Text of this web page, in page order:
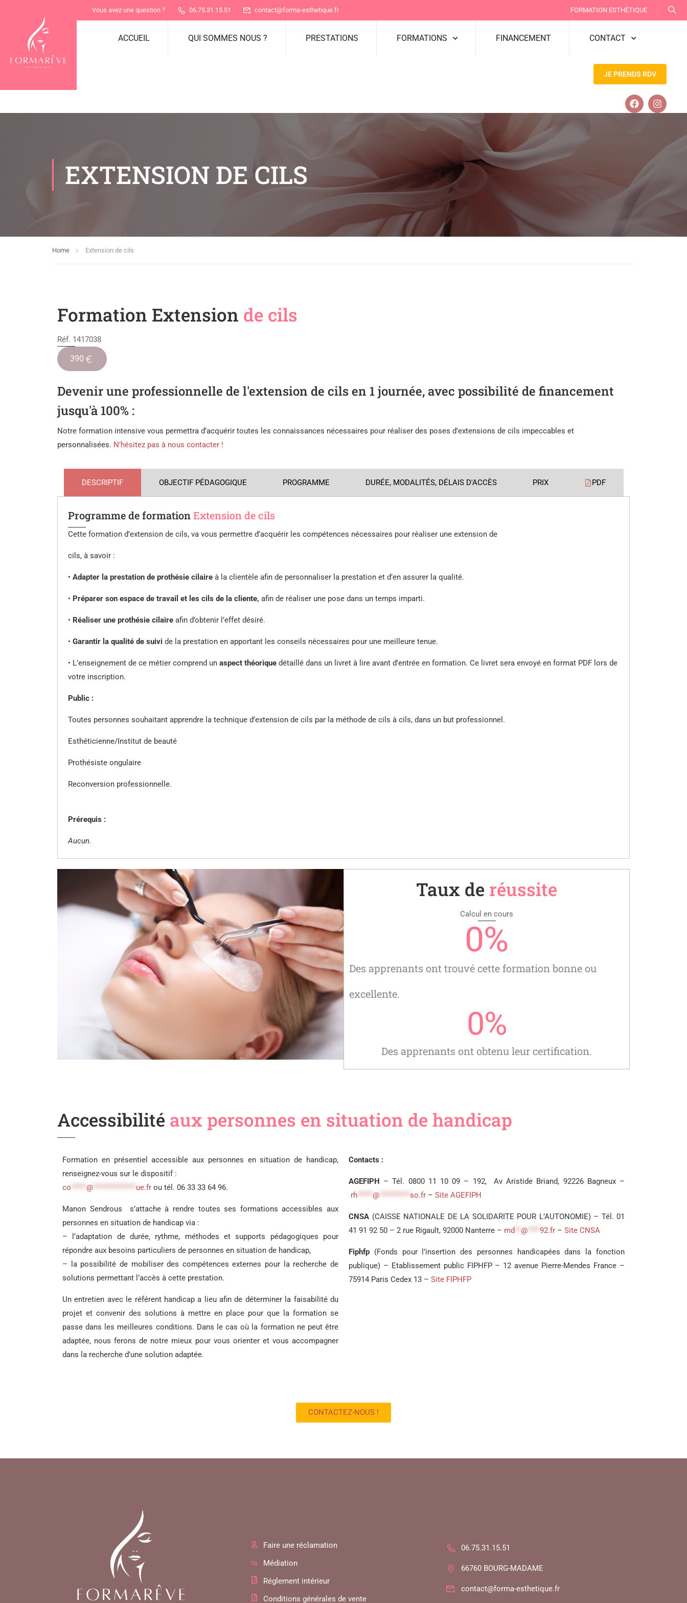
Vous avez une question ? 06.75.31.15.51 contact@forma-esthetique.fr FORMATION ESTHÉTIQUE
ACCUEIL QUI SOMMES NOUS ? PRESTATIONS FORMATIONS FINANCEMENT CONTACT
JE PRENDS RDV
EXTENSION DE CILS
Home Extension de cils
Formation Extension de cils
Réf. 1417038
390
Devenir une professionnelle de l'extension de cils en 1 journée, avec possibilité de financement
jusqu'à 100% :
Notre formation intensive vous permettra d’acquérir toutes les connaissances nécessaires pour réaliser des poses d’extensions de cils impeccables et
personnalisées. N’hésitez pas à nous contacter !
DESCRIPTIF OBJECTIF PÉDAGOGIQUE PROGRAMME DURÉE, MODALITÉS, DÉLAIS D'ACCÈS PRIX PDF
Programme de formationExtension de cils
Cette formation d’extension de cils, va vous permettre d’acquérir les compétences nécessaires pour réaliser une extension de
cils, à savoir :
• Adapter la prestation de prothésie cilaire à la clientèle afin de personnaliser la prestation et d’en assurer la qualité.
• Préparer son espace de travail et les cils de la cliente, afin de réaliser une pose dans un temps imparti.
• Réaliser une prothésie cilaire afin d’obtenir l’effet désiré.
• Garantir la qualité de suivi de la prestation en apportant les conseils nécessaires pour une meilleure tenue.
• L’enseignement de ce métier comprend un aspect théorique détaillé dans un livret à lire avant d’entrée en formation. Ce livret sera envoyé en format PDF lors de
votre inscription.
Public :
Toutes personnes souhaitant apprendre la technique d’extension de cils par la méthode de cils à cils, dans un but professionnel.
Esthéticienne/Institut de beauté
Prothésiste ongulaire
Reconversion professionnelle.
Prérequis :
Aucun.
Taux de réussite
Calcul en cours
Des apprenants ont trouvé cette formation bonne ou
excellente.
0%
Des apprenants ont obtenu leur certification.
0%
Accessibilité aux personnes en situation de handicap
Formation en présentiel accessible aux personnes en situation de handicap,
renseignez-vous sur le dispositif :
co ***** @ ************** ue.fr ou tél. 06 33 33 64 96.
Manon Sendrous s’attache à rendre toutes ses formations accessibles aux
personnes en situation de handicap via :
– l’adaptation de durée, rythme, méthodes et supports pédagogiques pour
répondre aux besoins particuliers de personnes en situation de handicap,
– la possibilité de mobiliser des compétences externes pour la recherche de
solutions permettant l’accès à cette prestation.
Un entretien avec le référent handicap a lieu afin de déterminer la faisabilité du
projet et convenir des solutions à mettre en place pour que la formation se
passe dans les meilleures conditions. Dans le cas où la formation ne peut être
adaptée, nous ferons de notre mieux pour vous orienter et vous accompagner
dans la recherche d’une solution adaptée.
Contacts :
AGEFIPH – Tél. 0800 11 10 09 – 192, Av Aristide Briand, 92226 Bagneux –
rh ***** @ ********** so.fr – Site AGEFIPH
CNSA (CAISSE NATIONALE DE LA SOLIDARITE POUR L’AUTONOMIE) – Tél. 01
41 91 92 50 – 2 rue Rigault, 92000 Nanterre – md @ **** 92.fr – Site CNSA
Fiphfp (Fonds pour l’insertion des personnes handicapées dans la fonction
publique) – Etablissement public FIPHFP – 12 avenue Pierre-Mendes France –
75914 Paris Cedex 13 – Site FIPHFP
CONTACTEZ-NOUS !
Faire une réclamation
Médiation
Réglement intérieur
Conditions générales de vente
06.75.31.15.51
66760 BOURG-MADAME
contact@forma-esthetique.fr